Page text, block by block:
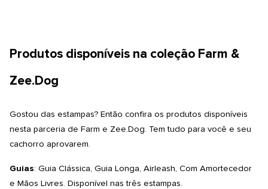
Produtos disponíveis na coleção Farm &
Zee.Dog
Gostou das estampas? Então confira os produtos disponíveis
nesta parceria de Farm e Zee.Dog. Tem tudo para você e seu
cachorro aprovarem.
Guias: Guia Clássica, Guia Longa, Airleash, Com Amortecedor
e Mãos Livres. Disponível nas três estampas.